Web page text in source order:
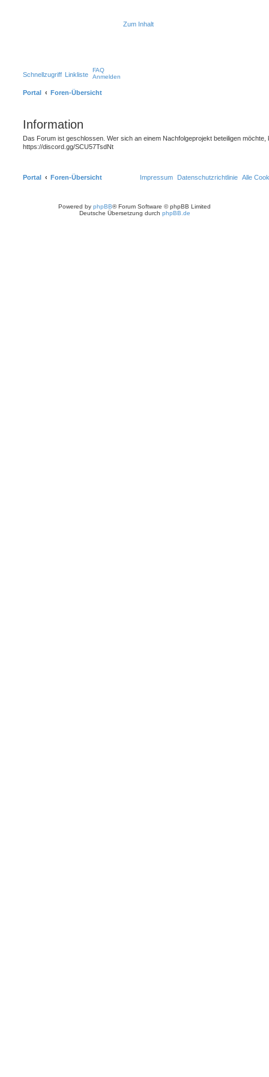
Zum Inhalt
Schnellzugriff Linkliste
FAQ
Anmelden
Portal Foren-Übersicht
Information
Das Forum ist geschlossen. Wer sich an einem Nachfolgeprojekt beteiligen
https://discord.gg/SCU57TsdNt
Portal Foren-Übersicht Alle
Datenschutzrichtlinie
Impressum
Powered by phpBB® Forum Software © phpBB Limited
Deutsche Übersetzung durch phpBB.de